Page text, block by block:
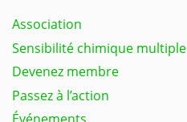
Association
Sensibilité chimique multiple
Devenez membre
Passez à l’action